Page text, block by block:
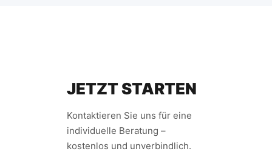
JETZT STARTEN
Kontaktieren Sie uns für eine
individuelle Beratung –
kostenlos und unverbindlich.